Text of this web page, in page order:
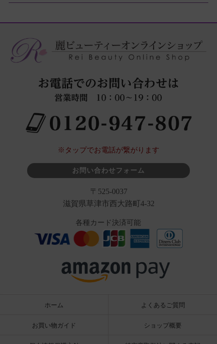
※タップでお電話が繋がります
お問い合わせフォーム
〒525-0037
滋賀県草津市西大路町4-32
各種カード決済可能
ホーム よくあるご質問
お買い物ガイド ショップ概要